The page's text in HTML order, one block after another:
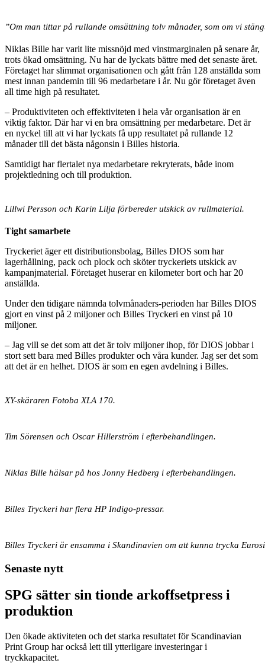
”Om man tittar på rullande omsättning tolv månader, som om vi
Niklas Bille har varit lite missnöjd med vinstmarginalen på senare år,
trots ökad omsättning. Nu har de lyckats bättre med det senaste året.
Företaget har slimmat organisationen och gått från 128 anställda som
mest innan pandemin till 96 medarbetare i år. Nu gör företaget även
all time high på resultatet.
– Produktiviteten och effektiviteten i hela vår organisation är en
viktig faktor. Där har vi en bra omsättning per medarbetare. Det är
en nyckel till att vi har lyckats få upp resultatet på rullande 12
månader till det bästa någonsin i Billes historia.
Samtidigt har flertalet nya medarbetare rekryterats, både inom
projektledning och till produktion.
Lillwi Persson och Karin Lilja förbereder utskick av rullmaterial.
Tight samarbete
Tryckeriet äger ett distributionsbolag, Billes DIOS som har
lagerhållning, pack och plock och sköter tryckeriets utskick av
kampanjmaterial. Företaget huserar en kilometer bort och har 20
anställda.
Under den tidigare nämnda tolvmånaders-perioden har Billes DIOS
gjort en vinst på 2 miljoner och Billes Tryckeri en vinst på 10
miljoner.
– Jag vill se det som att det är tolv miljoner ihop, för DIOS jobbar i
stort sett bara med Billes produkter och våra kunder. Jag ser det som
att det är en helhet. DIOS är som en egen avdelning i Billes.
XY-skäraren Fotoba XLA 170.
Tim Sörensen och Oscar Hillerström i efterbehandlingen.
Niklas Bille hälsar på hos Jonny Hedberg i efterbehandlingen.
Billes Tryckeri har flera HP Indigo-pressar.
Billes Tryckeri är ensamma i Skandinavien om att kunna trycka
Senaste nytt
SPG sätter sin tionde arkoffsetpress i
produktion
Den ökade aktiviteten och det starka resultatet för Scandinavian
Print Group har också lett till ytterligare investeringar i
tryckkapacitet.